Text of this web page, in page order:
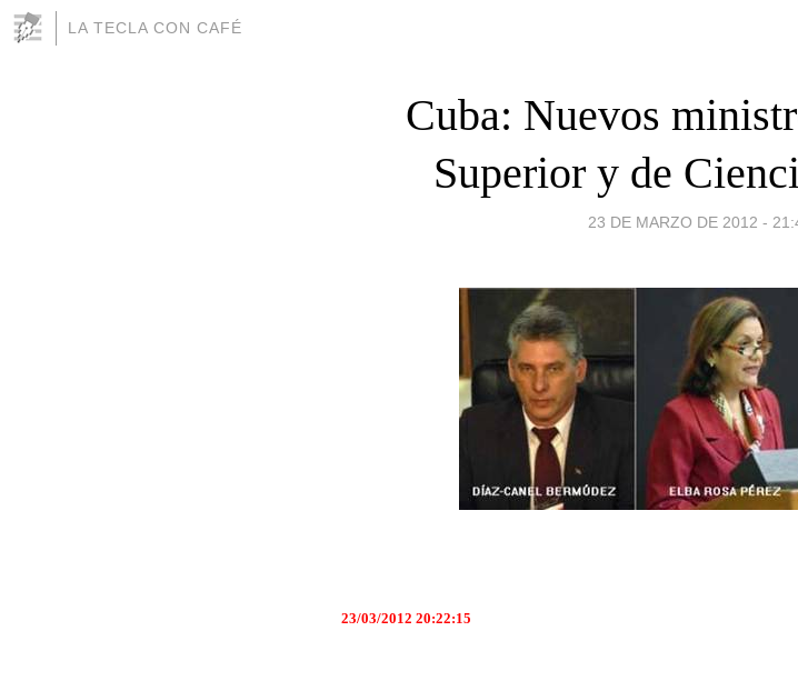
LA TECLA CON CAFÉ
Cuba: Nuevos
Superior y de
23 DE MARZO DE 2012 -
23/03/2012 20:22:15